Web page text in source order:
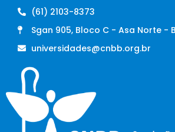
(61) 2103-8373
Sgan 905, Bloco C - Asa Norte -
universidades@cnbb.org.br